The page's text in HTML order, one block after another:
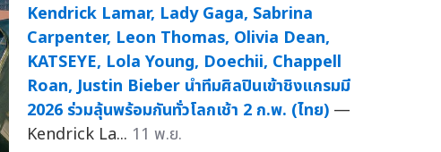
Kendrick Lamar, Lady Gaga, Sabrina
Carpenter, Leon Thomas, Olivia Dean,
KATSEYE, Lola Young, Doechii, Chappell
Roan, Justin Bieber นำทีมศิลปินเข้าชิงแกรมมี
2026 ร่วมลุ้นพร้อมกันทั่วโลกเช้า 2 ก.พ. (ไทย) —
Kendrick La... 11 พ.ย.